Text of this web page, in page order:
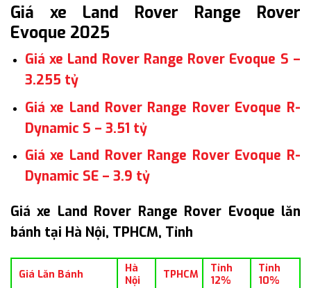
Giá xe Land Rover Range Rover
Evoque 2025
Giá xe Land Rover Range Rover Evoque S –
3.255 tỷ
Giá xe Land Rover Range Rover Evoque R-
Dynamic S – 3.51 tỷ
Giá xe Land Rover Range Rover Evoque R-
Dynamic SE– 3.9 tỷ
Giá xe Land Rover Range Rover Evoque lăn
bánh tại Hà Nội, TPHCM, Tỉnh
Giá Lăn Bánh
Hà
Nội
TPHCM
Tỉnh
12%
Tỉnh
10%